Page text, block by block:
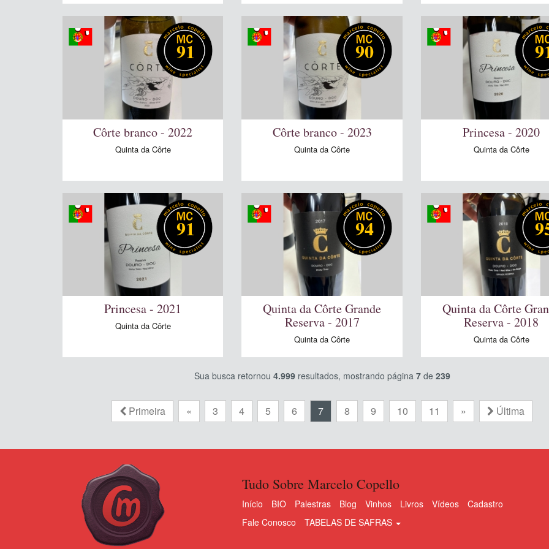
91
Côrte branco - 2022
Quinta da Côrte
90
Côrte branco - 2023
Quinta da Côrte
Princesa - 2020
Quinta da Côrte
91
Princesa - 2021
Quinta da Côrte
94
Quinta da Côrte Grande
Reserva - 2017
Quinta da Côrte
Quinta da Côrte
Reserva - 2018
Quinta da Côrte
Sua busca retornou 4.999resultados, mostrando página 7de 239
Primeira « 3 4 5 6 7 8 9 10 11 » Última
Tudo Sobre Marcelo Copello
Início BIO Palestras Blog Vinhos Livros Vídeos
Cadastro
Fale Conosco
TABELAS DE SAFRAS